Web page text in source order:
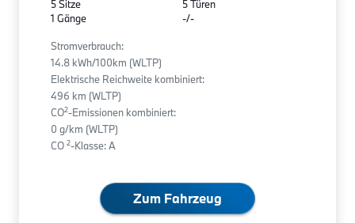
5 Sitze
1 Gänge
5 Türen
-/-
Stromverbrauch:
14.8 kWh/100km (WLTP)
Elektrische Reichweite kombiniert:
496 km (WLTP)
CO2-Emissionen kombiniert:
0 g/km (WLTP)
CO 2-Klasse: A
Zum Fahrzeug